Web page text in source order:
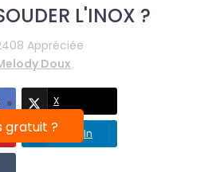
gratuit ?
L'INOX ?
Appréciée
Doux
X
LinkedIn